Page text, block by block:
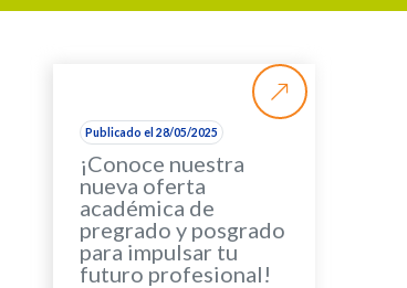
Publicado el 28/05/2025
¡Conoce nuestra
nueva oferta
académica de
pregrado y posgrado
para impulsar tu
futuro profesional!